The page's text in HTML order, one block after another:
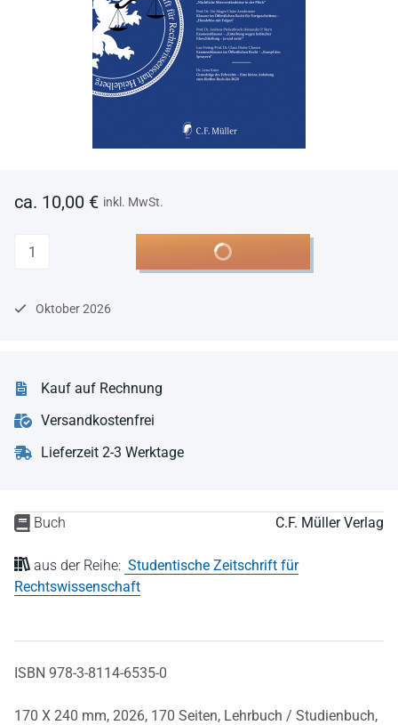
Buch C.F. Müller Verlag
aus der Reihe: Studentische Zeitschrift für
Rechtswissenschaft
ISBN 978-3-8114-6535-0
170 X 240 mm, 2026, 170 Seiten, Lehrbuch / Studienbuch,
ca. 10,00 € inkl. MwSt.
Anzahl In den Warenkorb
Oktober 2026
Kauf auf Rechnung
Versandkostenfrei
Lieferzeit 2-3 Werktage